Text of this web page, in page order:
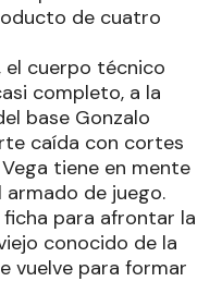
de cuatro
el cuerpo técnico
completo, a la
base Gonzalo
caída con cortes
tiene en mente
armado de juego.
para afrontar la
conocido de la
vuelve para formar